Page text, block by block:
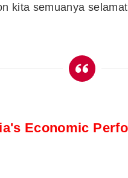
kita semuanya
Economic